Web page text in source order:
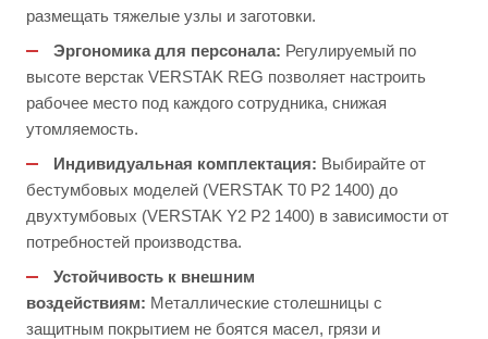
размещать тяжелые узлы и заготовки.
Эргономика для персонала: Регулируемый по
высоте верстак VERSTAK REG позволяет настроить
рабочее место под каждого сотрудника, снижая
утомляемость.
Индивидуальная комплектация: Выбирайте от
бестумбовых моделей (VERSTAK Т0 P2 1400) до
двухтумбовых (VERSTAK Y2 Р2 1400) в зависимости от
потребностей производства.
Устойчивость к внешним
воздействиям: Металлические столешницы с
защитным покрытием не боятся масел, грязи и